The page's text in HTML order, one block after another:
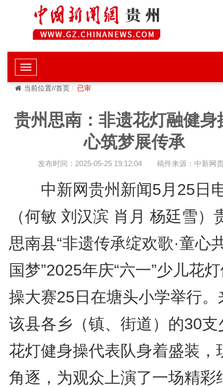
当前位置//首页 已审
贵州思南：非遗花灯融健身
心筑梦展传承
发布时间：2025-05-25 19:12:04 稿件来源：中新网
中新网贵州新闻5月25
（何敏 刘汉滨 肖月 杨廷雪）
思南县“非遗传承绽欢歌·童心
国梦”2025年庆“六一”少儿花
操大赛25日在塘头小学举行。
该县各乡（镇、街道）的30支
花灯健身操代表队身着盛装，
角逐，为观众上演了一场精彩